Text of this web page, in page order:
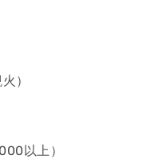
）
以上）